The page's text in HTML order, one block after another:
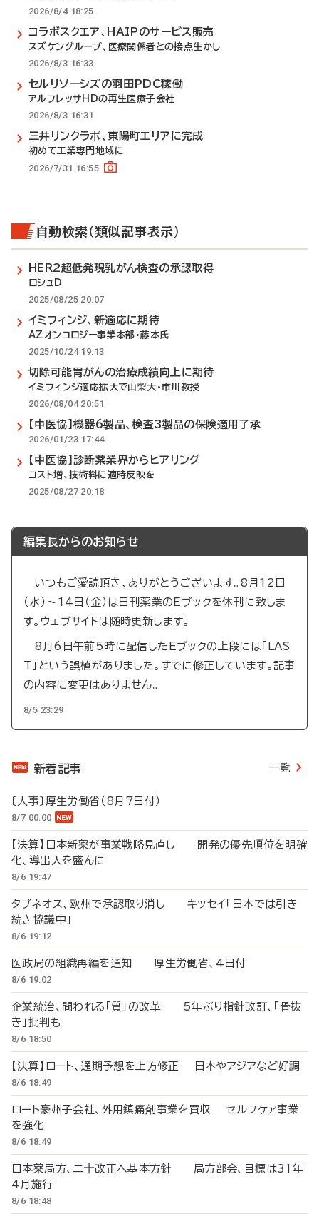
2026/8/4 18:25
コラボスクエア、HAIPのサービス販売
スズケングループ、医療関係者との接点生かし
2026/8/3 16:33
セルリソーシズの羽田PDC稼働
アルフレッサHDの再生医療子会社
2026/8/3 16:31
三井リンクラボ、東陽町エリアに完成
初めて工業専門地域に
2026/7/31 16:55
自動検索（類似記事表示）
HER2超低発現乳がん検査の承認取得
ロシュD
2025/08/25 20:07
イミフィンジ、新適応に期待
AZオンコロジー事業本部・藤本氏
2025/10/24 19:13
切除可能胃がんの治療成績向上に期待
イミフィンジ適応拡大で山梨大・市川教授
2026/08/04 20:51
【中医協】機器6製品、検査3製品の保険適用了承
2026/01/23 17:44
【中医協】診断薬業界からヒアリング
コスト増、技術料に適時反映を
2025/08/27 20:18
編集長からのお知らせ
いつもご愛読頂き、ありがとうございます。8月12日
（水）～14日（金）は日刊薬業のEブックを休刊に致しま
す。ウェブサイトは随時更新します。
8月6日午前5時に配信したEブックの上段には「LAS
T」という誤植がありました。すでに修正しています。記事
の内容に変更はありません。
8/5 23:29
新着記事 一覧
〔人事〕厚生労働省（8月7日付）
8/7 00:00
【決算】日本新薬が事業戦略見直し 開発の優先順位を明確
化、導出入を盛んに
8/6 19:47
タブネオス、欧州で承認取り消し キッセイ「日本では引き
続き協議中」
8/6 19:12
医政局の組織再編を通知 厚生労働省、4日付
8/6 19:02
企業統治、問われる「質」の改革 5年ぶり指針改訂、「骨抜
き」批判も
8/6 18:50
【決算】ロート、通期予想を上方修正 日本やアジアなど好調
8/6 18:49
ロート豪州子会社、外用鎮痛剤事業を買収 セルフケア事業
を強化
8/6 18:49
日本薬局方、二十改正へ基本方針 局方部会、目標は31年
4月施行
8/6 18:48